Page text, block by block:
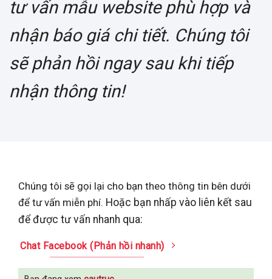
tư vấn mẫu website phù hợp và
nhận báo giá chi tiết. Chúng tôi
sẽ phản hồi ngay sau khi tiếp
nhận thông tin!
Chúng tôi sẽ gọi lại cho bạn theo thông tin bên dưới
để tư vấn miễn phí. Hoặc bạn nhấp vào liên kết sau
để được tư vấn nhanh qua:
Chat Facebook (Phản hồi nhanh)